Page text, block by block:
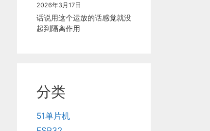
2026年3月17日
话说用这个运放的话感觉就没
起到隔离作用
分类
51单片机